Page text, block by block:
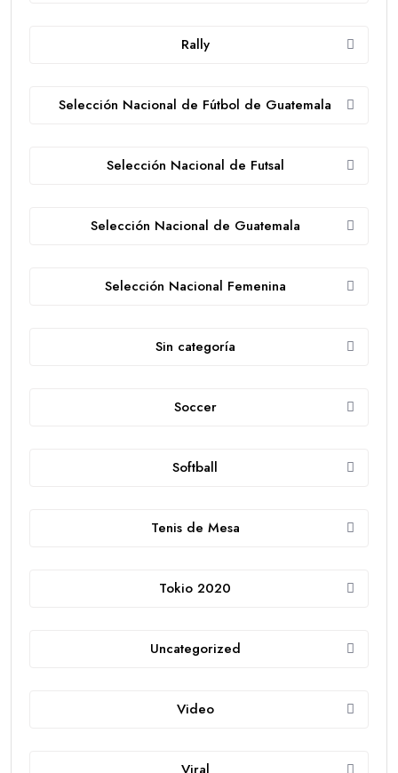
Rally
Selección Nacional de Fútbol de Guatemala
Selección Nacional de Futsal
Selección Nacional de Guatemala
Selección Nacional Femenina
Sin categoría
Soccer
Softball
Tenis de Mesa
Tokio 2020
Uncategorized
Video